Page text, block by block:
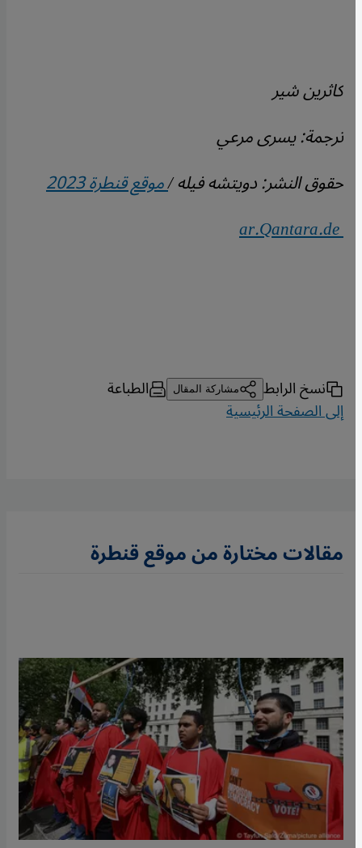
كاثرين شير
ترجمة: يسرى مرعي
حقوق النشر: دويتشه فيله /موقع قنطرة 2023
ar.Qantara.de
نسخ الرابط مشاركة المقال الطباعة
إلى الصفحة الرئيسية
مقالات مختارة من موقع قنطرة